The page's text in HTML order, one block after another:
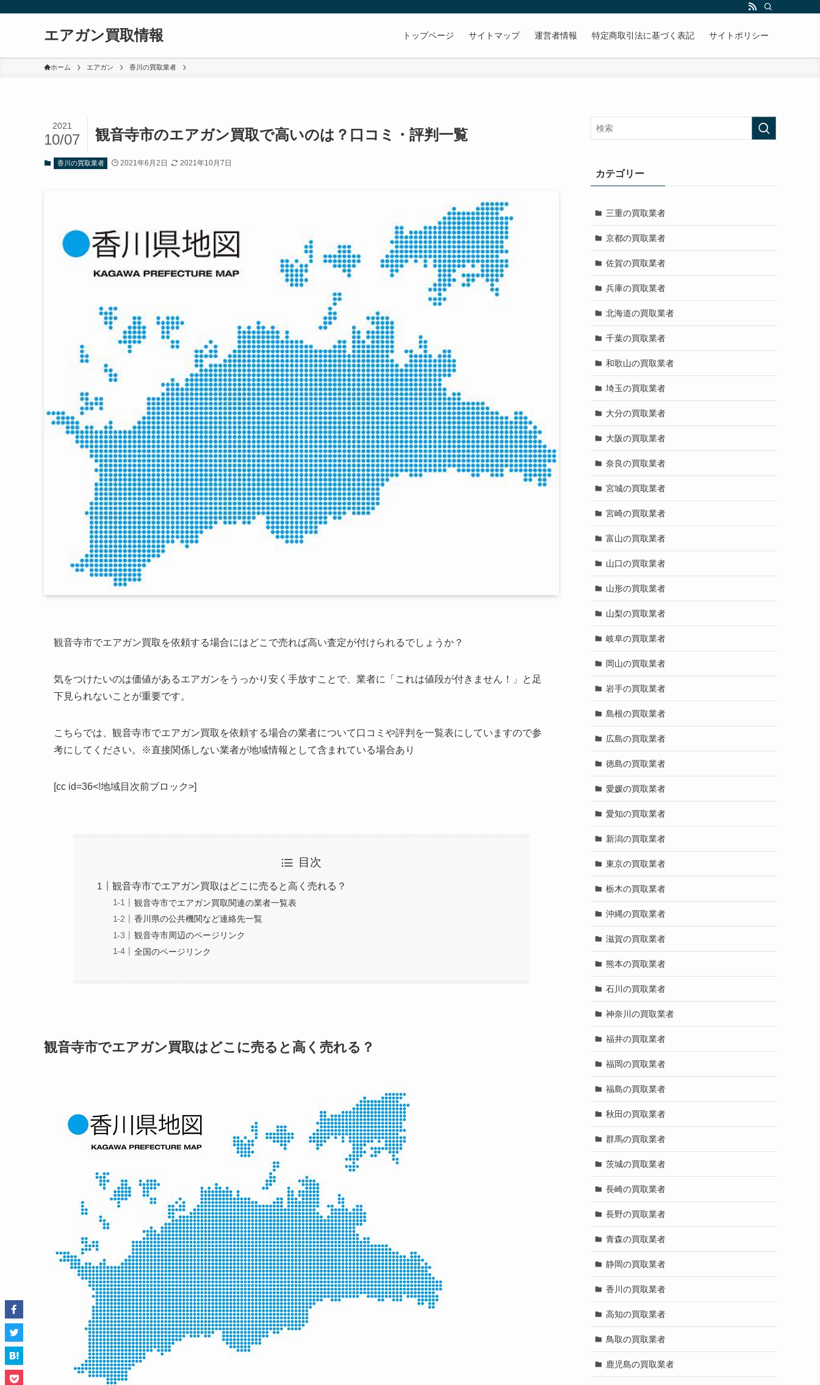
エアガン買取情報 トップページ サイトマップ 運営者情報 特定商取引法に基づく表記 サイトポリシー
ホーム エアガン 香川の買取業者
観音寺市のエアガン買取で高いのは？口コミ・評判一覧
2021
10/07
香川の買取業者 2021年6月2日 2021年10月7日
観音寺市でエアガン買取を依頼する場合にはどこで売れば高い査定が付けられるでしょうか？
気をつけたいのは価値があるエアガンをうっかり安く手放すことで、業者に「これは値段が付きません！」と足
下見られないことが重要です。
こちらでは、観音寺市でエアガン買取を依頼する場合の業者について口コミや評判を一覧表にしていますので参
考にしてください。※直接関係しない業者が地域情報として含まれている場合あり
[cc id=36<!地域目次前ブロック>]
目次
観音寺市でエアガン買取はどこに売ると高く売れる？
観音寺市でエアガン買取関連の業者一覧表
香川県の公共機関など連絡先一覧
観音寺市周辺のページリンク
全国のページリンク
観音寺市でエアガン買取はどこに売ると高く売れる？
カテゴリー
三重の買取業者
京都の買取業者
佐賀の買取業者
兵庫の買取業者
北海道の買取業者
千葉の買取業者
和歌山の買取業者
埼玉の買取業者
大分の買取業者
大阪の買取業者
奈良の買取業者
宮城の買取業者
宮崎の買取業者
富山の買取業者
山口の買取業者
山形の買取業者
山梨の買取業者
岐阜の買取業者
岡山の買取業者
岩手の買取業者
島根の買取業者
広島の買取業者
徳島の買取業者
愛媛の買取業者
愛知の買取業者
新潟の買取業者
東京の買取業者
栃木の買取業者
沖縄の買取業者
滋賀の買取業者
熊本の買取業者
石川の買取業者
神奈川の買取業者
福井の買取業者
福岡の買取業者
福島の買取業者
秋田の買取業者
群馬の買取業者
茨城の買取業者
長崎の買取業者
長野の買取業者
青森の買取業者
静岡の買取業者
香川の買取業者
高知の買取業者
鳥取の買取業者
鹿児島の買取業者